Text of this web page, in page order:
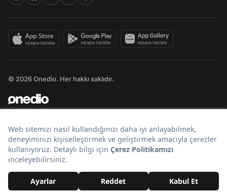
© 2026 Onedio. Her hakkı saklıdır.
Bir markasıdır.